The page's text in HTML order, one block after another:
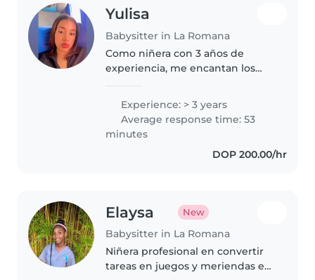
Yulisa
Babysitter in La Romana
Como niñera con 3 años de
experiencia, me encantan los
Soy una persona responsable,
empática y amigable, que
disfruta..
Experience: > 3 years
Average response time: 53
minutes
DOP 200.00/hr
Elaysa New
Babysitter in La Romana
Niñera profesional en convertir
tareas en juegos y meriendas en